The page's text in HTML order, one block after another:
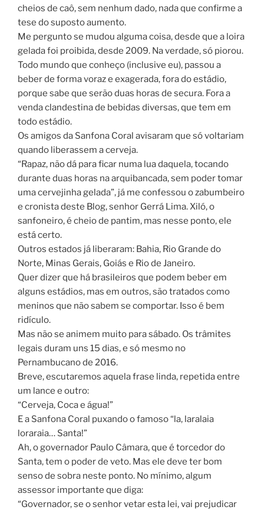
cheios de caô, sem nenhum dado, nada que confirme a
tese do suposto aumento.
Me pergunto se mudou alguma coisa, desde que a loira
gelada foi proibida, desde 2009. Na verdade, só piorou.
Todo mundo que conheço (inclusive eu), passou a
beber de forma voraz e exagerada, fora do estádio,
porque sabe que serão duas horas de secura. Fora a
venda clandestina de bebidas diversas, que tem em
todo estádio.
Os amigos da Sanfona Coral avisaram que só voltariam
quando liberassem a cerveja.
“Rapaz, não dá para ficar numa lua daquela, tocando
durante duas horas na arquibancada, sem poder tomar
uma cervejinha gelada”, já me confessou o zabumbeiro
e cronista deste Blog, senhor Gerrá Lima. Xiló, o
sanfoneiro, é cheio de pantim, mas nesse ponto, ele
está certo.
Outros estados já liberaram: Bahia, Rio Grande do
Norte, Minas Gerais, Goiás e Rio de Janeiro.
Quer dizer que há brasileiros que podem beber em
alguns estádios, mas em outros, são tratados como
meninos que não sabem se comportar. Isso é bem
ridículo.
Mas não se animem muito para sábado. Os trâmites
legais duram uns 15 dias, e só mesmo no
Pernambucano de 2016.
Breve, escutaremos aquela frase linda, repetida entre
um lance e outro:
“Cerveja, Coca e água!”
E a Sanfona Coral puxando o famoso “la, laralaia
loraraia… Santa!”
Ah, o governador Paulo Câmara, que é torcedor do
Santa, tem o poder de veto. Mas ele deve ter bom
senso de sobra neste ponto. No mínimo, algum
assessor importante que diga:
“Governador, se o senhor vetar esta lei, vai prejudicar